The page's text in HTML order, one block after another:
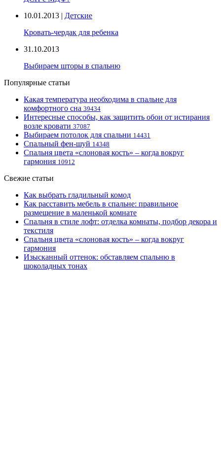
10.01.2013 | Детские
Кровать-чердак для ребенка
31.10.2013
Выбираем шторы в спальню
Популярные статьи
Какая температура необходима в спальне для
комфортного сна 39434
Интересные способы, как защитить обои от истирания
возле кровати 37087
Выбираем потолок для спальни 14431
Спальный фен-шуй 14348
Спальня цвета «слоновая кость» – когда вокруг
гармония 10912
Свежие статьи
Как выбрать гладильный комод
Как расставить мебель в спальне: правильное
размещение в маленькой комнате
Спальня в стиле лофт: отделка комнаты, подбор декора и
текстиля
Спальня цвета «слоновая кость» – когда вокруг
гармония
Изысканный оттенок: обставляем спальню в
шоколадных тонах